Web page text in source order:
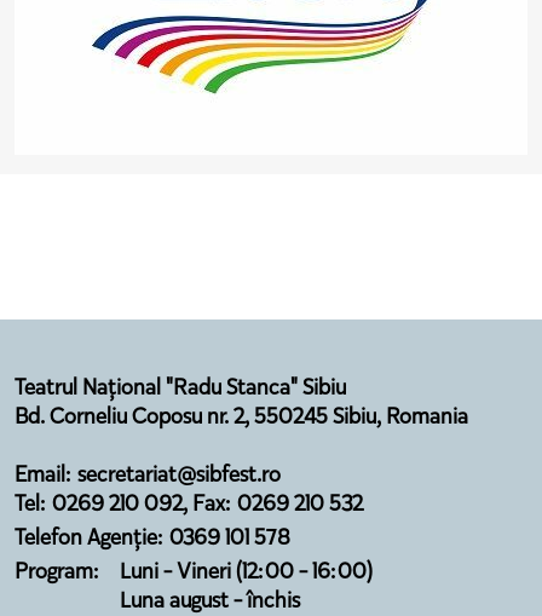
Teatrul Național "Radu Stanca" Sibiu
Bd. Corneliu Coposu nr. 2, 550245 Sibiu, Romania
Email: secretariat@sibfest.ro
Tel: 0269 210 092, Fax: 0269 210 532
Telefon Agenție: 0369 101 578
Program:
Luni - Vineri (12:00 - 16:00)
Luna august - închis